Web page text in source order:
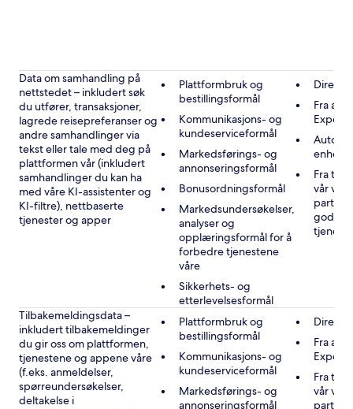
Data om samhandling på
nettstedet – inkludert søk
du utfører, transaksjoner,
lagrede reisepreferanser og
andre samhandlinger via
tekst eller tale med deg på
plattformen vår (inkludert
samhandlinger du kan ha
med våre KI-assistenter og
KI-filtre), nettbaserte
tjenester og apper
Plattformbruk og
bestillingsformål
Kommunikasjons- og
kundeserviceformål
Markedsførings- og
annonseringsformål
Bonusordningsformål
Markedsundersøkelser,
analyser og
opplæringsformål for å
forbedre tjenestene
våre
Sikkerhets- og
etterlevelsesformål
Fra
Fra
vår
Tilbakemeldingsdata –
inkludert tilbakemeldinger
du gir oss om plattformen,
tjenestene og appene våre
(f.eks. anmeldelser,
spørreundersøkelser,
deltakelse i
Plattformbruk og
bestillingsformål
Kommunikasjons- og
kundeserviceformål
Markedsførings- og
annonseringsformål
Fra
Fra
vår